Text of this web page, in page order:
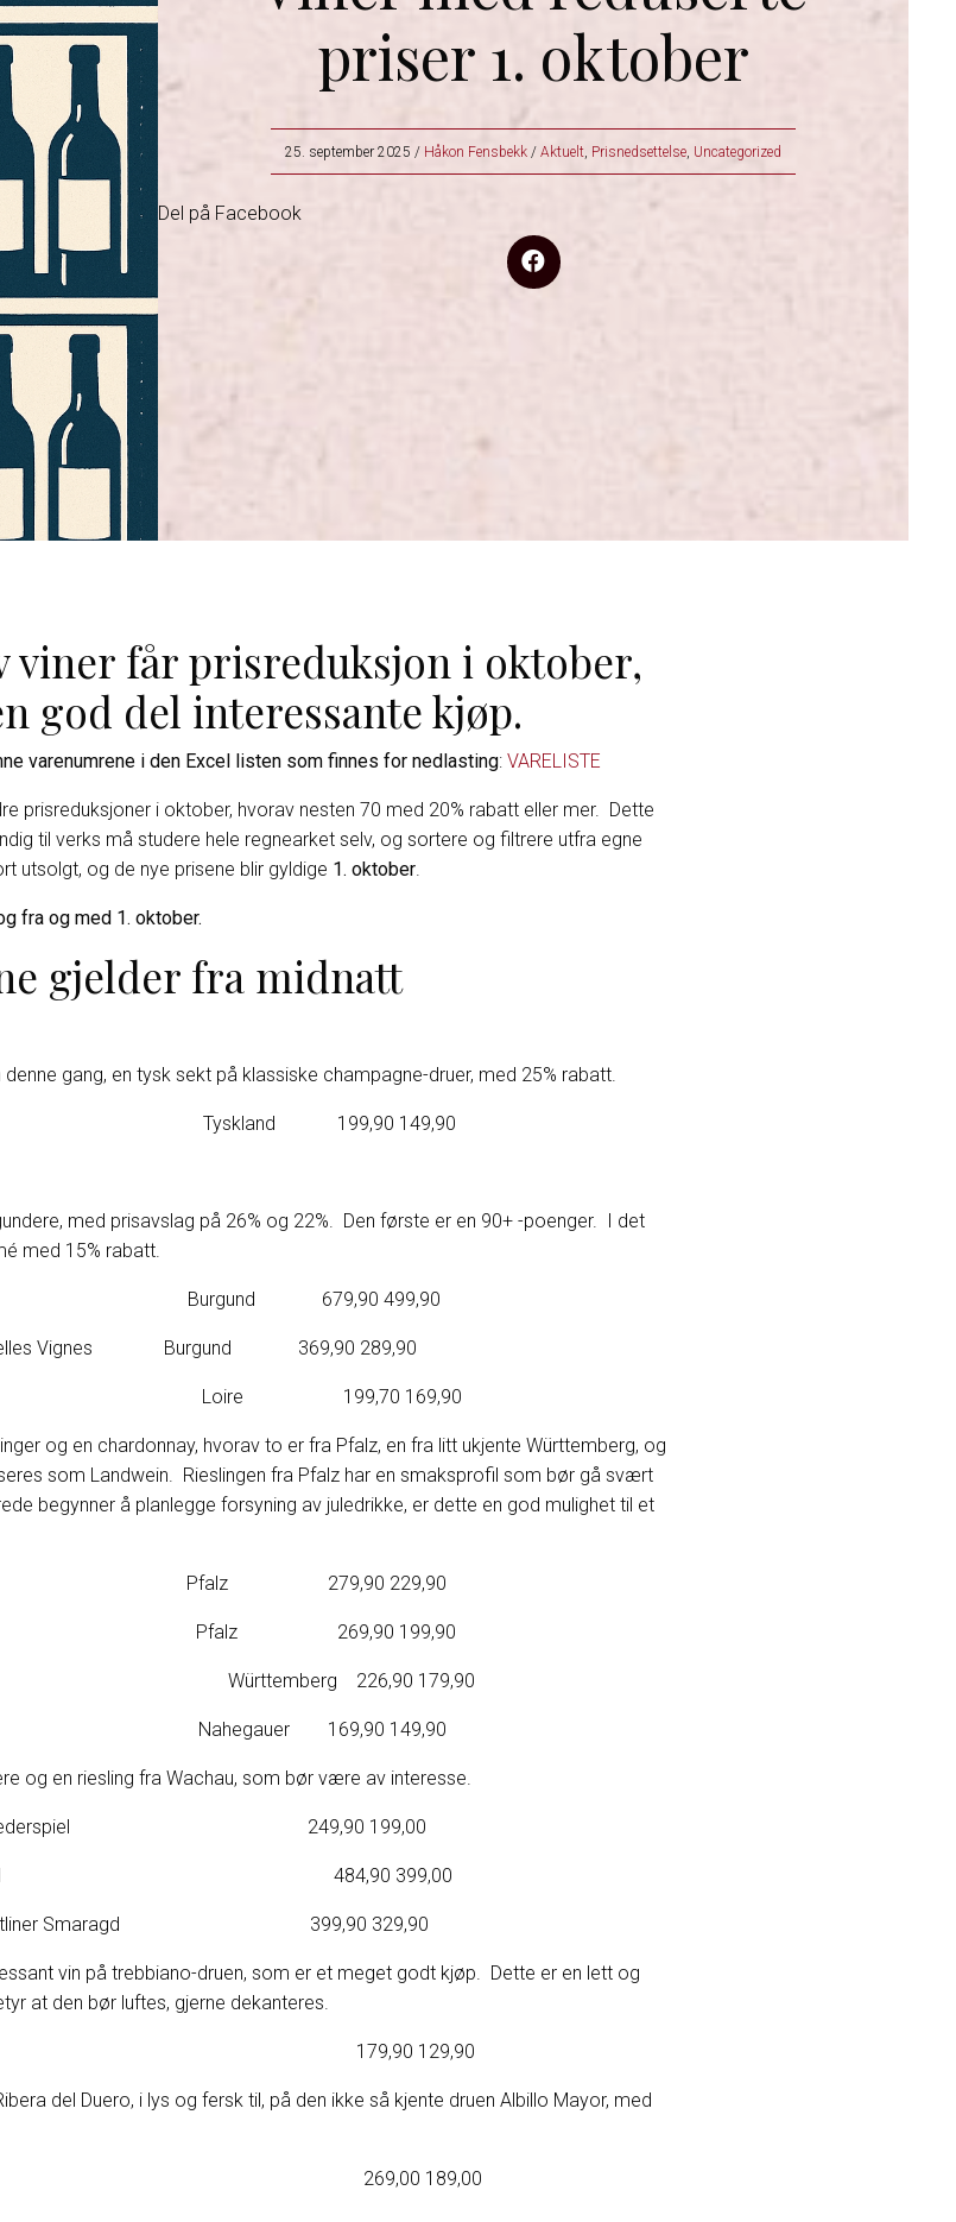
priser 1. oktober
25. september 2025 / Håkon Fensbekk / Aktuelt Prisnedsettelse Uncategorized
Del på Facebook
viner får prisreduksjon i oktober,
god del interessante kjøp.
varenumrene i den Excel listen som finnes for nedlasting: VARELISTE
prisreduksjoner i oktober, hvorav nesten 70 med 20% rabatt eller mer. Dette
til verks må studere hele regnearket selv, og sortere og filtrere utfra egne
utsolgt, og de nye prisene blir gyldige 1. oktober.
fra og med 1. oktober.
gjelder fra midnatt
gang, en tysk sekt på klassiske champagne-druer, med 25% rabatt.
Brut Tyskland 199,90 149,90
med prisavslag på 26% og 22%. Den første er en 90+ -poenger. I det
med 15% rabatt.
Burgund 679,90 499,90
Vielles Vignes Burgund 369,90 289,90
Loire 199,70 169,90
og en chardonnay, hvorav to er fra Pfalz, en fra litt ukjente Württemberg, og
som Landwein. Rieslingen fra Pfalz har en smaksprofil som bør gå svært
begynner å planlegge forsyning av juledrikke, er dette en god mulighet til et
Riesling Pfalz 279,90 229,90
Royale Pfalz 269,90 199,90
226,90 179,90
Nahegauer 169,90 149,90
og en riesling fra Wachau, som bør være av interesse.
Veltliner Federspiel 249,90 199,00
Smaragd 484,90 399,00
Veltliner Smaragd 399,90 329,90
vin på trebbiano-druen, som er et meget godt kjøp. Dette er en lett og
at den bør luftes, gjerne dekanteres.
Bianco 179,90 129,90
del Duero, i lys og fersk til, på den ikke så kjente druen Albillo Mayor, med
El Monte 269,00 189,00